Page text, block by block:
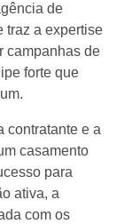
de
traz a expertise
campanhas de
forte que
contratante e a
casamento
para
ativa, a
com os